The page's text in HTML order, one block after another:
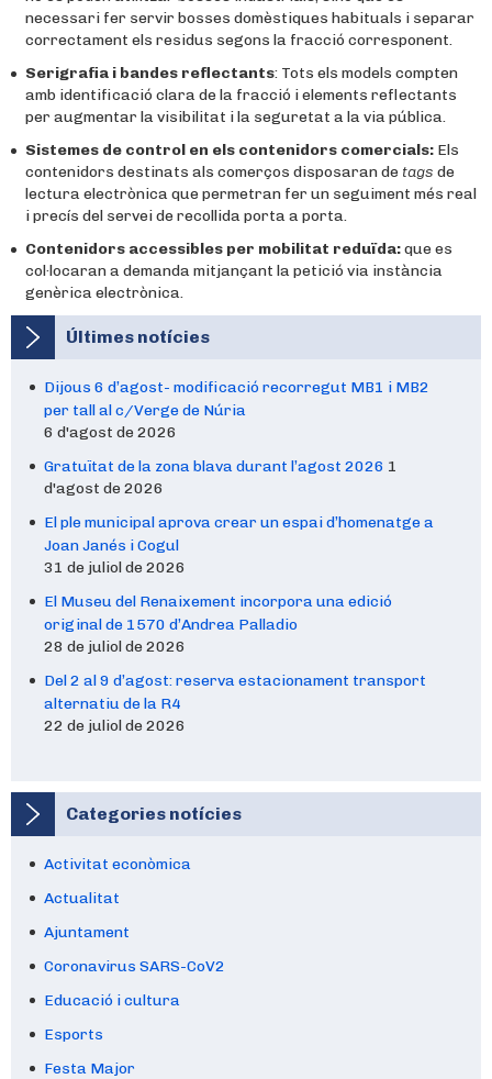
necessari fer servir bosses domèstiques habituals i separar
correctament els residus segons la fracció corresponent.
Serigrafia i bandes reflectants: Tots els models compten
amb identificació clara de la fracció i elements reflectants
per augmentar la visibilitat i la seguretat a la via pública.
Sistemes de control en els contenidors comercials: Els
contenidors destinats als comerços disposaran de tags de
lectura electrònica que permetran fer un seguiment més real
i precís del servei de recollida porta a porta.
Contenidors accessibles per mobilitat reduïda:que es
col·locaran a demanda mitjançant la petició via instància
genèrica electrònica.
Últimes notícies
Dijous 6 d’agost- modificació recorregut MB1 i MB2
per tall al c/Verge de Núria
6 d'agost de 2026
Gratuïtat de la zona blava durant l’agost 2026 1
d'agost de 2026
El ple municipal aprova crear un espai d’homenatge a
Joan Janés i Cogul
31 de juliol de 2026
El Museu del Renaixement incorpora una edició
original de 1570 d’Andrea Palladio
28 de juliol de 2026
Del 2 al 9 d’agost: reserva estacionament transport
alternatiu de la R4
22 de juliol de 2026
Categories notícies
Activitat econòmica
Actualitat
Ajuntament
Coronavirus SARS-CoV2
Educació i cultura
Esports
Festa Major